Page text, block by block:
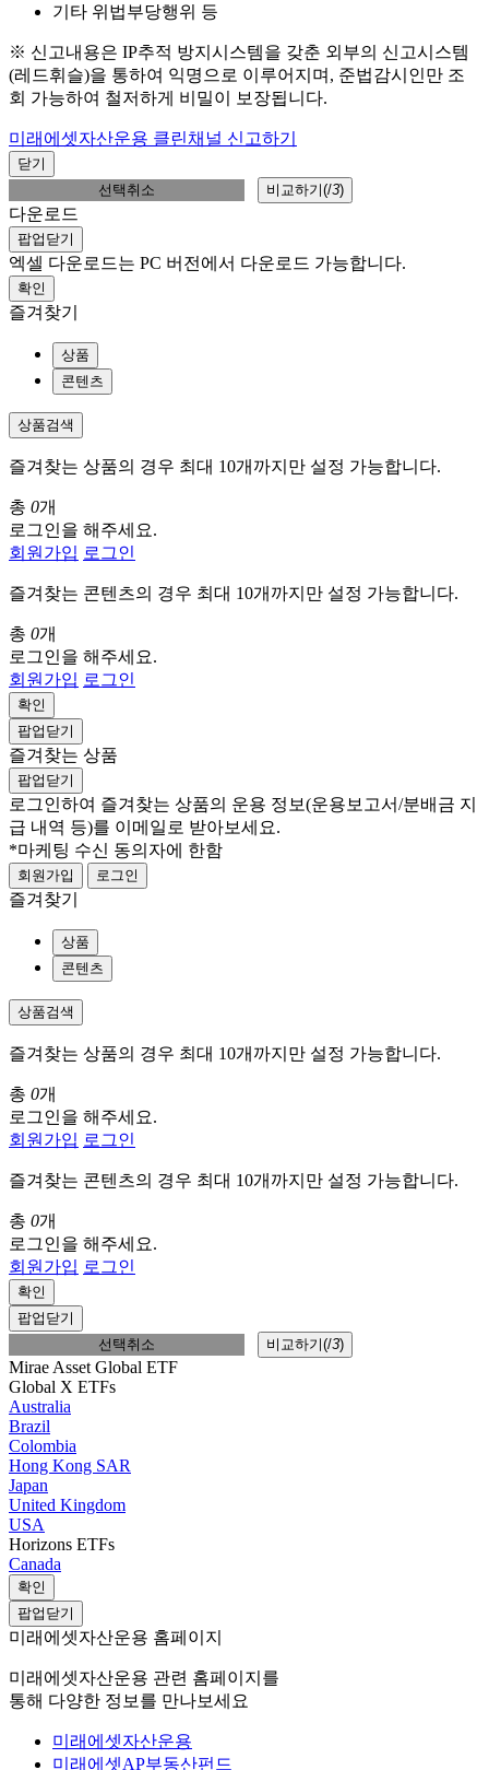
기타 위법부당행위 등
※ 신고내용은 IP추적 방지시스템을 갖춘 외부의 신고시스템
(레드휘슬)을 통하여 익명으로 이루어지며, 준법감시인만 조
회 가능하여 철저하게 비밀이 보장됩니다.
미래에셋자산운용 클린채널 신고하기
닫기
선택취소
비교하기(/3)
다운로드
팝업닫기
엑셀 다운로드는 PC 버전에서 다운로드 가능합니다.
확인
즐겨찾기
상품
콘텐츠
상품검색
즐겨찾는 상품의 경우 최대 10개까지만 설정 가능합니다.
총 0개
로그인을 해주세요.
회원가입 로그인
즐겨찾는 콘텐츠의 경우 최대 10개까지만 설정 가능합니다.
총 0개
로그인을 해주세요.
회원가입 로그인
확인
팝업닫기
즐겨찾는 상품
팝업닫기
로그인하여 즐겨찾는 상품의 운용 정보(운용보고서/분배금 지
급 내역 등)를 이메일로 받아보세요.
*마케팅 수신 동의자에 한함
회원가입 로그인
즐겨찾기
상품
콘텐츠
상품검색
즐겨찾는 상품의 경우 최대 10개까지만 설정 가능합니다.
총 0개
로그인을 해주세요.
회원가입 로그인
즐겨찾는 콘텐츠의 경우 최대 10개까지만 설정 가능합니다.
총 0개
로그인을 해주세요.
회원가입 로그인
확인
팝업닫기
선택취소
비교하기(/3)
Mirae Asset Global ETF
Global X ETFs
Australia
Brazil
Colombia
Hong Kong SAR
Japan
United Kingdom
USA
Horizons ETFs
Canada
확인
팝업닫기
미래에셋자산운용 홈페이지
미래에셋자산운용 관련 홈페이지를
통해 다양한 정보를 만나보세요
미래에셋자산운용
미래에셋AP부동산펀드